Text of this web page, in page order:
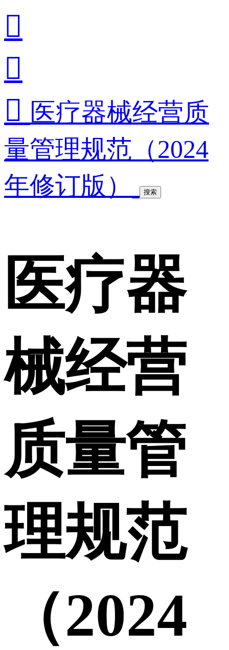


 医疗器械经营质
量管理规范（2024
年修订版）
搜索
医疗器
械经营
质量管
理规范
（2024